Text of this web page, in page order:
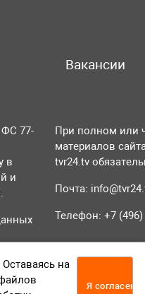
Вакансии
77-
в
и
При полном или
материалов
tvr24.tv
Почта:
Телефон: +7 (496)
на
Я согласен